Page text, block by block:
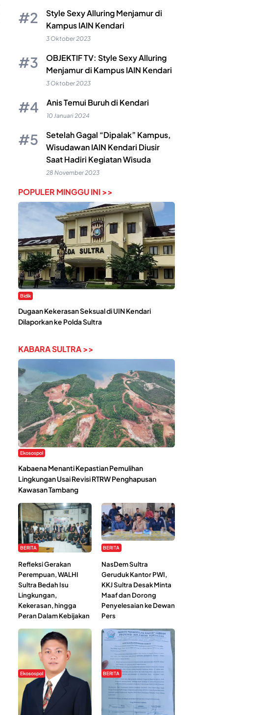
Style Sexy Alluring Menjamur di
Kampus IAIN Kendari
3 Oktober 2023
OBJEKTIF TV: Style Sexy Alluring
Menjamur di Kampus IAIN Kendari
3 Oktober 2023
Anis Temui Buruh di Kendari
10 Januari 2024
Setelah Gagal “Dipalak” Kampus,
Wisudawan IAIN Kendari Diusir
Saat Hadiri Kegiatan Wisuda
28 November 2023
POPULER MINGGU INI >>
Bidik
Dugaan Kekerasan Seksual di UIN Kendari
Dilaporkan ke Polda Sultra
KABARA SULTRA >>
Ekosospol
Kabaena Menanti Kepastian Pemulihan
Lingkungan Usai Revisi RTRW Penghapusan
Kawasan Tambang
BERITA
Refleksi Gerakan
Perempuan, WALHI
Sultra Bedah Isu
Lingkungan,
Kekerasan, hingga
Peran Dalam Kebijakan
BERITA
NasDem Sultra
Geruduk Kantor PWI,
KKJ Sultra Desak Minta
Maaf dan Dorong
Penyelesaian ke Dewan
Pers
Ekosospol
Slogan Pemberdayaan
Lokal Dinilai Hanya
Pemanis, Tokoh
BERITA
Hipmawani Bersama
DPRD Sultra Sepakati
RDP Perihal IUP